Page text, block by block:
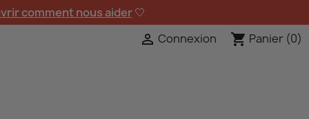
comment nous aider🤍
 Connexion shopping_cart Panier (0)